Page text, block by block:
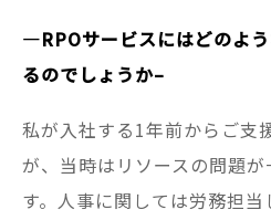
—RPOサービスにはどのよ
るのでしょうか–
私が入社する1年前からご支
が、当時はリソースの問題
す。人事に関しては労務担